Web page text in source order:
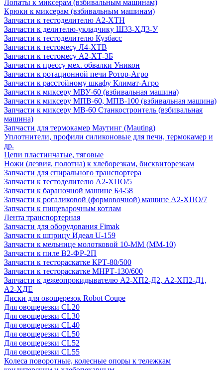
Лопаты к миксерам (взбивальным машинам)
Крюки к миксерам (взбивальным машинам)
Запчасти к тестоделителю А2-ХТН
Запчасти к делителю-укладчику Ш33-ХД3-У
Запчасти к тестоделителю Кузбасс
Запчасти к тестомесу Л4-ХТВ
Запчасти к тестомесу А2-ХТ-3Б
Запчасти к прессу мех. обвалки Уникон
Запчасти к ротационной печи Ротор-Агро
Запчасти к расстойному шкафу Климат-Агро
Запчасти к миксеру МВУ-60 (взбивальная машина)
Запчасти к миксеру МПВ-60, МПВ-100 (взбивальная машина)
Запчасти к миксеру МВ-60 Станкостроитель (взбивальная
машина)
Запчасти для термокамер Маутинг (Mauting)
Уплотнители, профили силиконовые для печи, термокамер и
др.
Цепи пластинчатые, тяговые
Ножи (лезвия, полотна) к хлеборезкам, бисквиторезкам
Запчасти для спирального транспортера
Запчасти к тестоделителю А2-ХПО/5
Запчасти к бараночной машине Б4-58
Запчасти к рогаликовой (формовочной) машине А2-ХПО/7
Запчасти к пищеварочным котлам
Лента транспортерная
Запчасти для оборудования Fimak
Запчасти к шприцу Идеал U-159
Запчасти к мельнице молотковой 10-ММ (ММ-10)
Запчасти к пиле В2-ФР-2П
Запчасти к тестораскатке КРТ-80/500
Запчасти к тестораскатке МНРТ-130/600
Запчасти к деже­опрокидывателю А2-ХП2-Д2, А2-ХП2-Д1,
А2-ХДЕ
Диски для овощерезок Robot Coupe
Для овощерезки CL20
Для овощерезки CL30
Для овощерезки CL40
Для овощерезки CL50
Для овощерезки CL52
Для овощерезки CL55
Колеса поворотные, колесные опоры к тележкам